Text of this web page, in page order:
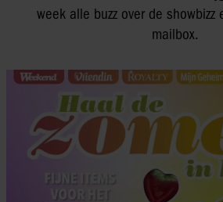
week alle buzz over de showbizz
mailbox.